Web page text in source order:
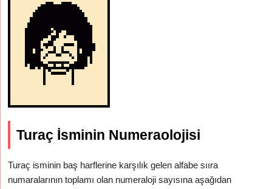
Turaç İsminin Numeraolojisi
Turaç isminin baş harflerine karşılık gelen alfabe sııra
numaralarının toplamı olan numeraloji sayısına aşağıdan